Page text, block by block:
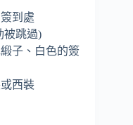
到處
被跳過)
子、白色的簽
西裝